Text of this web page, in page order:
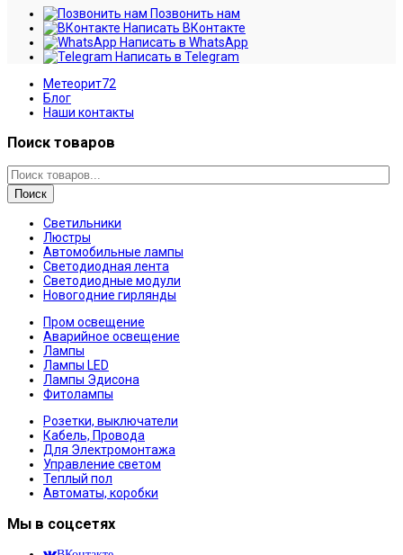
Позвонить нам
Написать ВКонтакте
Написать в WhatsApp
Написать в Telegram
Метеорит72
Блог
Наши контакты
Поиск товаров
Поиск
Светильники
Люстры
Автомобильные лампы
Светодиодная лента
Светодиодные модули
Новогодние гирлянды
Пром освещение
Аварийное освещение
Лампы
Лампы LED
Лампы Эдисона
Фитолампы
Розетки, выключатели
Кабель, Провода
Для Электромонтажа
Управление светом
Теплый пол
Автоматы, коробки
Мы в соцсетях